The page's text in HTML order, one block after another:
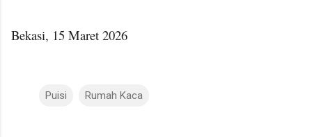
Bekasi, 15 Maret 2026
Puisi Rumah Kaca